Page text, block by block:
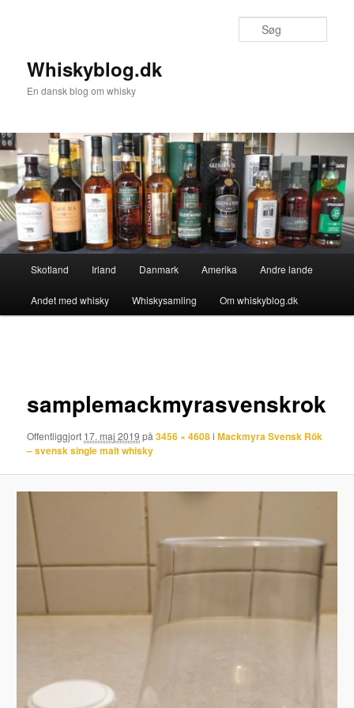
Whiskyblog.dk
En dansk blog om whisky
Skotland Irland Danmark Amerika Andre lande
Andet med whisky Whiskysamling Om whiskyblog.dk
samplemackmyrasvenskrok
Offentliggjort 17. maj 2019 på3456 × 4608iMackmyra Svensk Rök
– svensk single malt whisky